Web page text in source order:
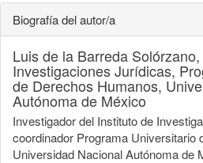
Biografía del autor/a
Luis de la Barreda Solórzano,
Investigaciones Jurídicas,
de Derechos Humanos,
Autónoma de México
Investigador del Instituto de
coordinador Programa Universitario
Universidad Nacional Autónoma de